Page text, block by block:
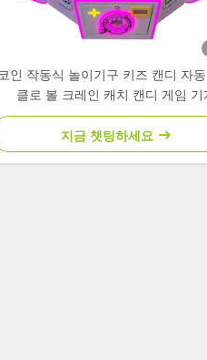
코인 작동식 놀이기구 키즈 캔디 자
클로 볼 크레인 캐치 캔디 게임 기
지금 챗팅하세요